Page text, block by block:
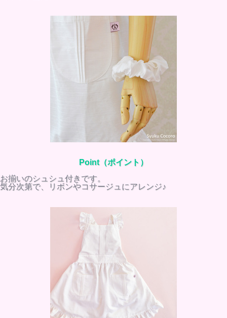
Point（ポイント）
お揃いのシュシュ付きです。
気分次第で、リボンやコサージュにアレンジ♪